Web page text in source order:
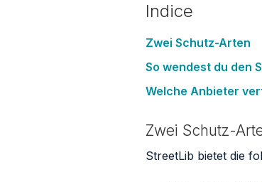
Indice
Zwei Schutz-Arten
So wendest du den
Welche Anbieter
Zwei Schutz-
StreetLib bietet die